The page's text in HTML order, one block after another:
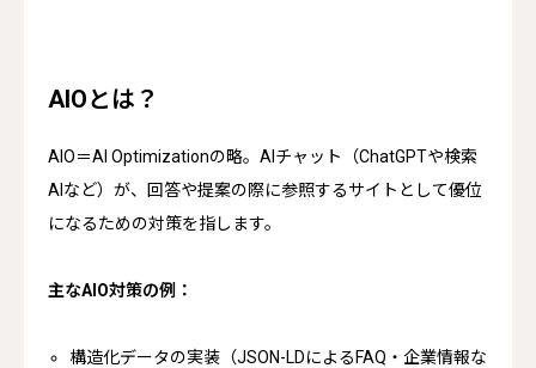
AIOとは？
AIO＝AI Optimizationの略。AIチャット（ChatGPTや検索
AIなど）が、回答や提案の際に参照するサイトとして優位
になるための対策を指します。
主なAIO対策の例：
構造化データの実装（JSON-LDによるFAQ・企業情報な